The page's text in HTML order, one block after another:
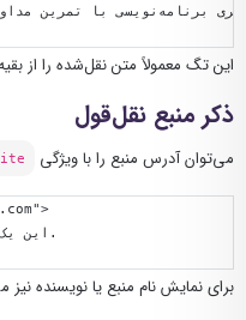
این تگ معمولاً متن نقل‌شده را از
ذکر منبع نقل‌قول
می‌توان آدرس منبع را با ویژگی
>
برای نمایش نام منبع یا نویسنده